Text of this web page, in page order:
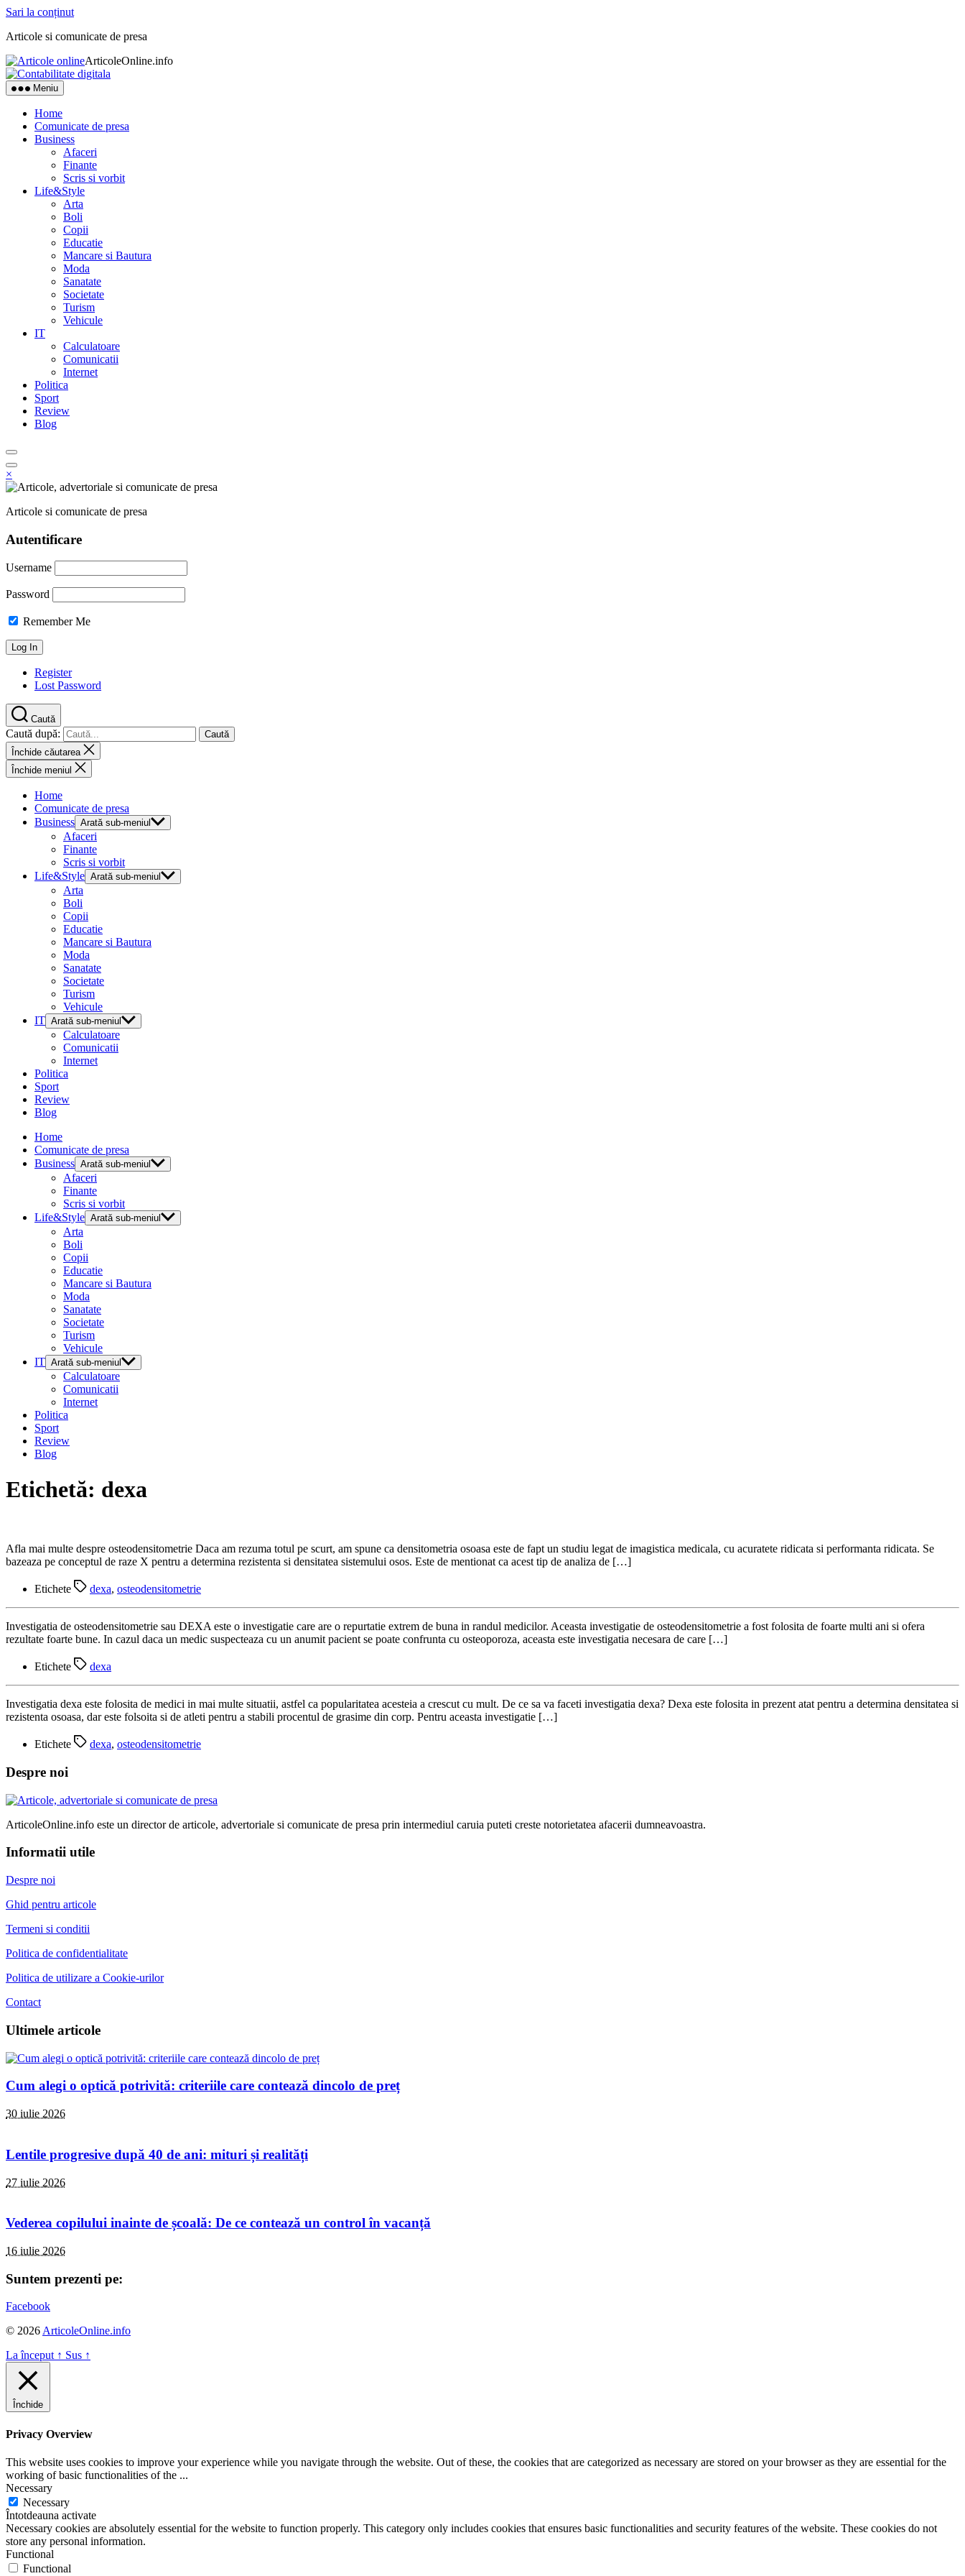
Sari la conținut
Articole si comunicate de presa
ArticoleOnline.info
Meniu
Home
Comunicate de presa
Business
Afaceri
Finante
Scris si vorbit
Life&Style
Arta
Boli
Copii
Educatie
Mancare si Bautura
Moda
Sanatate
Societate
Turism
Vehicule
IT
Calculatoare
Comunicatii
Internet
Politica
Sport
Review
Blog
×
Articole si comunicate de presa
Autentificare
Username
Password
Remember Me
Register
Lost Password
Caută
Caută după:
Închide căutarea
Închide meniul
Home
Comunicate de presa
Business Arată sub-meniul
Afaceri
Finante
Scris si vorbit
Life&Style Arată sub-meniul
Arta
Boli
Copii
Educatie
Mancare si Bautura
Moda
Sanatate
Societate
Turism
Vehicule
IT Arată sub-meniul
Calculatoare
Comunicatii
Internet
Politica
Sport
Review
Blog
Home
Comunicate de presa
Business Arată sub-meniul
Afaceri
Finante
Scris si vorbit
Life&Style Arată sub-meniul
Arta
Boli
Copii
Educatie
Mancare si Bautura
Moda
Sanatate
Societate
Turism
Vehicule
IT Arată sub-meniul
Calculatoare
Comunicatii
Internet
Politica
Sport
Review
Blog
Etichetă: dexa
Afla mai multe despre osteodensitometrie Daca am rezuma totul pe scurt, am spune ca densitometria osoasa este de fapt un studiu legat de imagistica medicala, cu acuratete ridicata si performanta ridicata. Se
bazeaza pe conceptul de raze X pentru a determina rezistenta si densitatea sistemului osos. Este de mentionat ca acest tip de analiza de […]
Etichete dexa, osteodensitometrie
Investigatia de osteodensitometrie sau DEXA este o investigatie care are o repurtatie extrem de buna in randul medicilor. Aceasta investigatie de osteodensitometrie a fost folosita de foarte multi ani si ofera
rezultate foarte bune. In cazul daca un medic suspecteaza cu un anumit pacient se poate confrunta cu osteoporoza, aceasta este investigatia necesara de care […]
Etichete dexa
Investigatia dexa este folosita de medici in mai multe situatii, astfel ca popularitatea acesteia a crescut cu mult. De ce sa va faceti investigatia dexa? Dexa este folosita in prezent atat pentru a determina densitatea si
rezistenta osoasa, dar este folsoita si de atleti pentru a stabili procentul de grasime din corp. Pentru aceasta investigatie […]
Etichete dexa, osteodensitometrie
Despre noi
ArticoleOnline.info este un director de articole, advertoriale si comunicate de presa prin intermediul caruia puteti creste notorietatea afacerii dumneavoastra.
Informatii utile
Despre noi
Ghid pentru articole
Termeni si conditii
Politica de confidentialitate
Politica de utilizare a Cookie-urilor
Contact
Ultimele articole
Cum alegi o optică potrivită: criteriile care contează dincolo de preț
30 iulie 2026
Lentile progresive după 40 de ani: mituri și realități
27 iulie 2026
Vederea copilului inainte de școală: De ce contează un control în vacanță
16 iulie 2026
Suntem prezenti pe:
Facebook
© 2026 ArticoleOnline.info
La început ↑ Sus ↑
Închide
Privacy Overview
This website uses cookies to improve your experience while you navigate through the website. Out of these, the cookies that are categorized as necessary are stored on your browser as they are essential for the
working of basic functionalities of the ...
Necessary
Necessary
Întotdeauna activate
Necessary cookies are absolutely essential for the website to function properly. This category only includes cookies that ensures basic functionalities and security features of the website. These cookies do not
store any personal information.
Functional
Functional